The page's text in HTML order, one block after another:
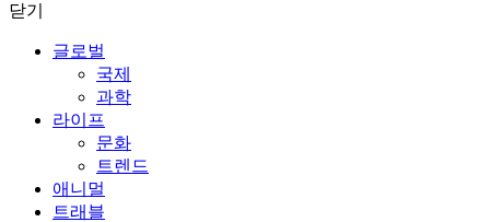
닫기
글로벌
국제
과학
라이프
문화
트렌드
애니멀
트래블